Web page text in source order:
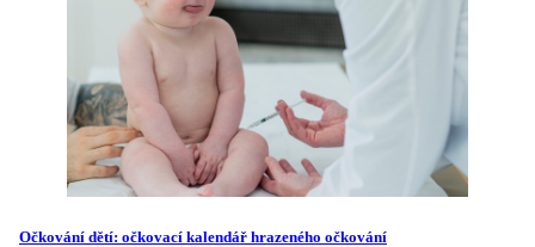
Očkování dětí: očkovací kalendář hrazeného očkování